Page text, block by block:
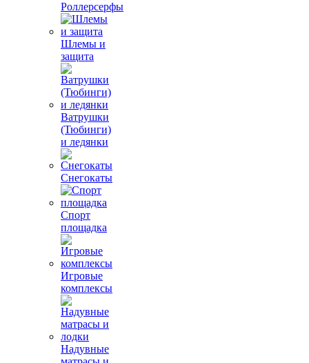
Роллерсерфы
Шлемы и
защита
Ватрушки
(Тюбинги)
и ледянки
Снегокаты
Спорт
площадка
Игровые
комплексы
Надувные